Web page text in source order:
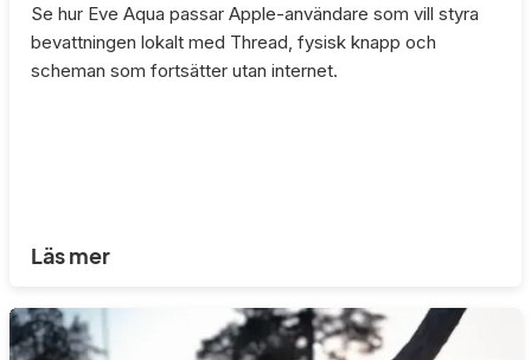
Se hur Eve Aqua passar Apple-användare som vill styra
bevattningen lokalt med Thread, fysisk knapp och
scheman som fortsätter utan internet.
Läs mer